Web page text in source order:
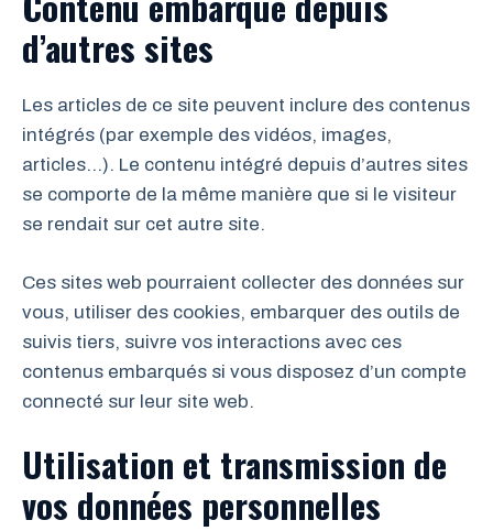
d’autres sites
Les articles de ce site peuvent inclure des contenus
intégrés (par exemple des vidéos, images,
articles…). Le contenu intégré depuis d’autres sites
se comporte de la même manière que si le visiteur
se rendait sur cet autre site.
Ces sites web pourraient collecter des données sur
vous, utiliser des cookies, embarquer des outils de
suivis tiers, suivre vos interactions avec ces
contenus embarqués si vous disposez d’un compte
connecté sur leur site web.
Utilisation et transmission de
vos données personnelles